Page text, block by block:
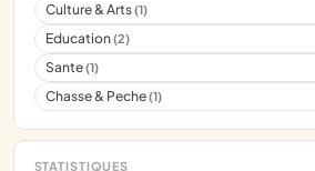
Culture & Arts(1)
Education(2)
Sante(1)
Chasse & Peche(1)
STATISTIQUES